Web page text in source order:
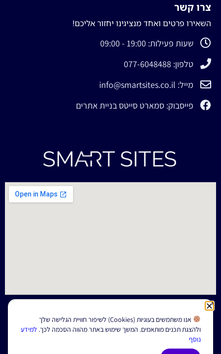
צרו קשר
השאירו פרטים ואחד מנציגינו יחזור אליכם!
שעות פעילות: 19:00 - 09:00
טלפון: 077-6048488
מייל: info@smartsites.co.il
פייסבוק: סמארט סייטס בניית אתרים
אנו משתמשים בעוגיות (Cookies) לשיפור חוויית הגלישה שלך
ולהצגת תכנים מותאמים. המשך שימוש באתר מהווה הסכמה לכך. למידע
נוסף